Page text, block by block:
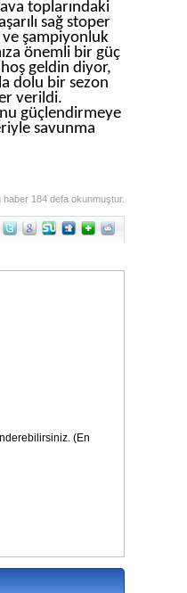
toplarındaki
sağ stoper
ve şampiyonluk
önemli bir güç
hoş geldin diyor,
dolu bir sezon
verildi.
güçlendirmeye
savunma
haber 184 defa okunmuştur.